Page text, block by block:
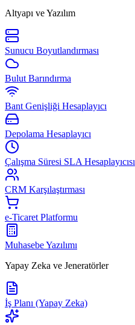
Altyapı ve Yazılım
Sunucu Boyutlandırması
Bulut Barındırma
Bant Genişliği Hesaplayıcı
Depolama Hesaplayıcı
Çalışma Süresi SLA Hesaplayıcısı
CRM Karşılaştırması
e-Ticaret Platformu
Muhasebe Yazılımı
Yapay Zeka ve Jeneratörler
İş Planı (Yapay Zeka)